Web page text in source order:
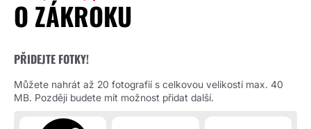
O ZÁKROKU
PŘIDEJTE FOTKY!
Můžete nahrát až 20 fotografií s celkovou velikostí max. 40
MB. Později budete mít možnost přidat další.